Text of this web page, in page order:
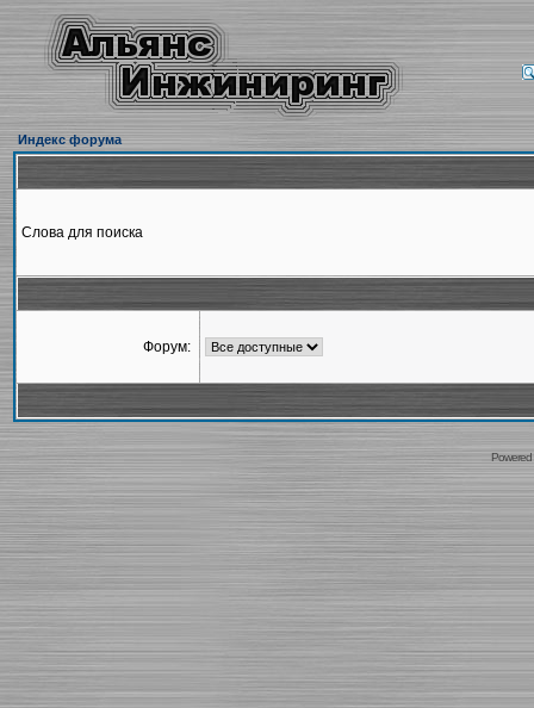
Индекс форума
Слова для поиска
Форум: